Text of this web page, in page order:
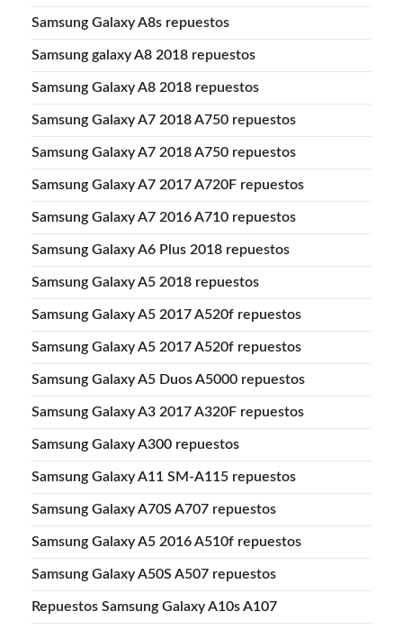
Samsung Galaxy A8s repuestos
Samsung galaxy A8 2018 repuestos
Samsung Galaxy A8 2018 repuestos
Samsung Galaxy A7 2018 A750 repuestos
Samsung Galaxy A7 2018 A750 repuestos
Samsung Galaxy A7 2017 A720F repuestos
Samsung Galaxy A7 2016 A710 repuestos
Samsung Galaxy A6 Plus 2018 repuestos
Samsung Galaxy A5 2018 repuestos
Samsung Galaxy A5 2017 A520f repuestos
Samsung Galaxy A5 2017 A520f repuestos
Samsung Galaxy A5 Duos A5000 repuestos
Samsung Galaxy A3 2017 A320F repuestos
Samsung Galaxy A300 repuestos
Samsung Galaxy A11 SM-A115 repuestos
Samsung Galaxy A70S A707 repuestos
Samsung Galaxy A5 2016 A510f repuestos
Samsung Galaxy A50S A507 repuestos
Repuestos Samsung Galaxy A10s A107